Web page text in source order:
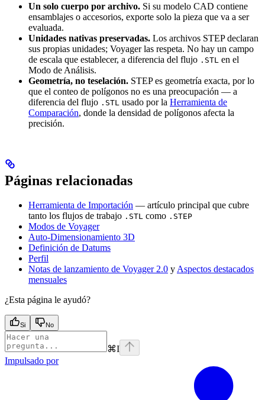
Un solo cuerpo por archivo. Si su modelo CAD contiene
ensamblajes o accesorios, exporte solo la pieza que va a ser
evaluada.
Unidades nativas preservadas. Los archivos STEP declaran
sus propias unidades; Voyager las respeta. No hay un campo
de escala que establecer, a diferencia del flujo .STL en el
Modo de Análisis.
Geometría, no teselación. STEP es geometría exacta, por lo
que el conteo de polígonos no es una preocupación — a
diferencia del flujo .STL usado por la Herramienta de
Comparación, donde la densidad de polígonos afecta la
precisión.
Páginas relacionadas
Herramienta de Importación — artículo principal que cubre
tanto los flujos de trabajo .STL como .STEP
Modos de Voyager
Auto-Dimensionamiento 3D
Definición de Datums
Perfil
Notas de lanzamiento de Voyager 2.0 yAspectos destacados
mensuales
¿Esta página le ayudó?
Si No
⌘I
Impulsado por